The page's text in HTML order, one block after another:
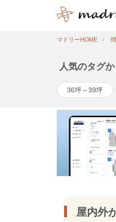
マドリーHOME
人気のタグ
36坪～39坪
屋内外